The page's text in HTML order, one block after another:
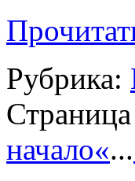
Рубрика:
начало«...